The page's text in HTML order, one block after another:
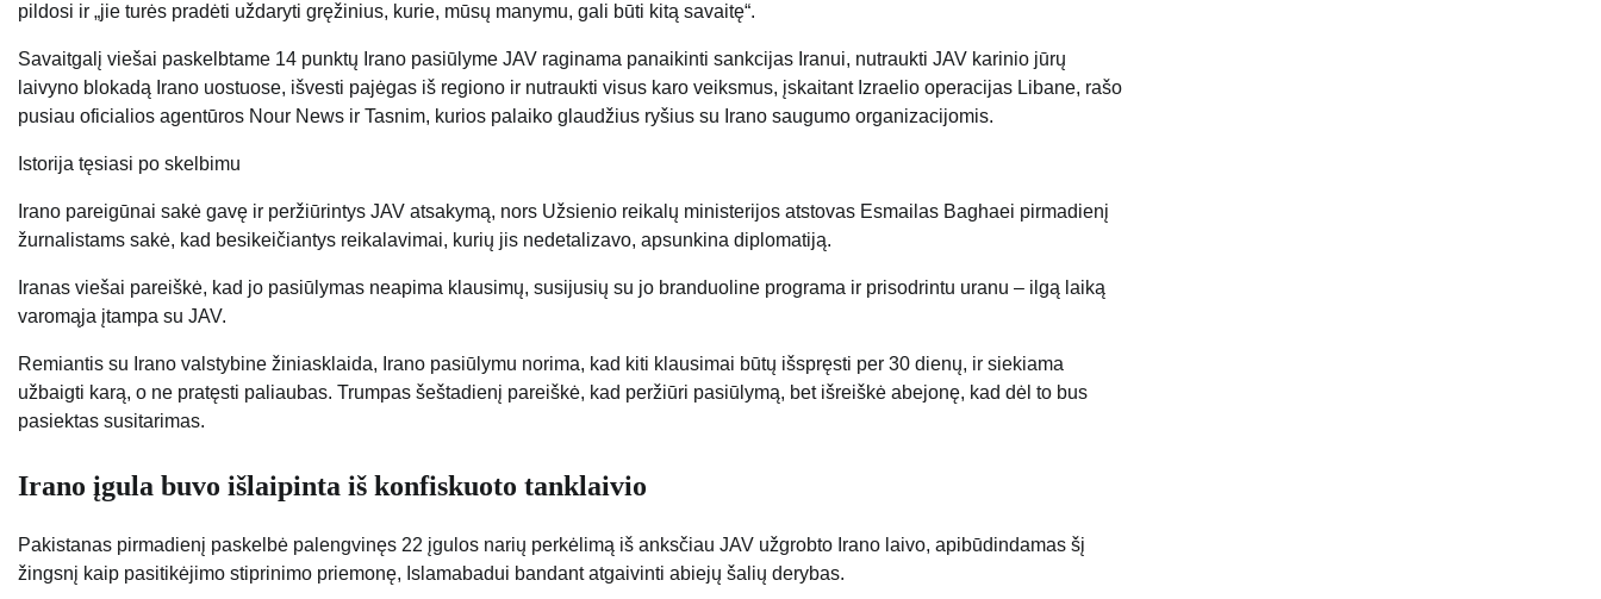
pildosi ir „jie turės pradėti uždaryti gręžinius, kurie, mūsų manymu, gali būti kitą savaitę“.
Savaitgalį viešai paskelbtame 14 punktų Irano pasiūlyme JAV raginama panaikinti sankcijas Iranui, nutraukti JAV karinio jūrų
laivyno blokadą Irano uostuose, išvesti pajėgas iš regiono ir nutraukti visus karo veiksmus, įskaitant Izraelio operacijas Libane, rašo
pusiau oficialios agentūros Nour News ir Tasnim, kurios palaiko glaudžius ryšius su Irano saugumo organizacijomis.
Istorija tęsiasi po skelbimu
Irano pareigūnai sakė gavę ir peržiūrintys JAV atsakymą, nors Užsienio reikalų ministerijos atstovas Esmailas Baghaei pirmadienį
žurnalistams sakė, kad besikeičiantys reikalavimai, kurių jis nedetalizavo, apsunkina diplomatiją.
Iranas viešai pareiškė, kad jo pasiūlymas neapima klausimų, susijusių su jo branduoline programa ir prisodrintu uranu – ilgą laiką
varomąja įtampa su JAV.
Remiantis su Irano valstybine žiniasklaida, Irano pasiūlymu norima, kad kiti klausimai būtų išspręsti per 30 dienų, ir siekiama
užbaigti karą, o ne pratęsti paliaubas. Trumpas šeštadienį pareiškė, kad peržiūri pasiūlymą, bet išreiškė abejonę, kad dėl to bus
pasiektas susitarimas.
Irano įgula buvo išlaipinta iš konfiskuoto tanklaivio
Pakistanas pirmadienį paskelbė palengvinęs 22 įgulos narių perkėlimą iš anksčiau JAV užgrobto Irano laivo, apibūdindamas šį
žingsnį kaip pasitikėjimo stiprinimo priemonę, Islamabadui bandant atgaivinti abiejų šalių derybas.